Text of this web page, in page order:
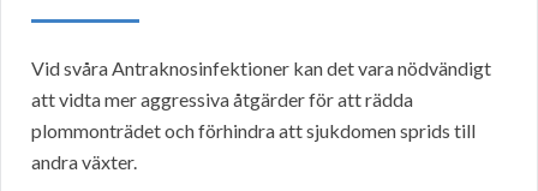
Vid svåra Antraknosinfektioner kan det vara nödvändigt
att vidta mer aggressiva åtgärder för att rädda
plommonträdet och förhindra att sjukdomen sprids till
andra växter.